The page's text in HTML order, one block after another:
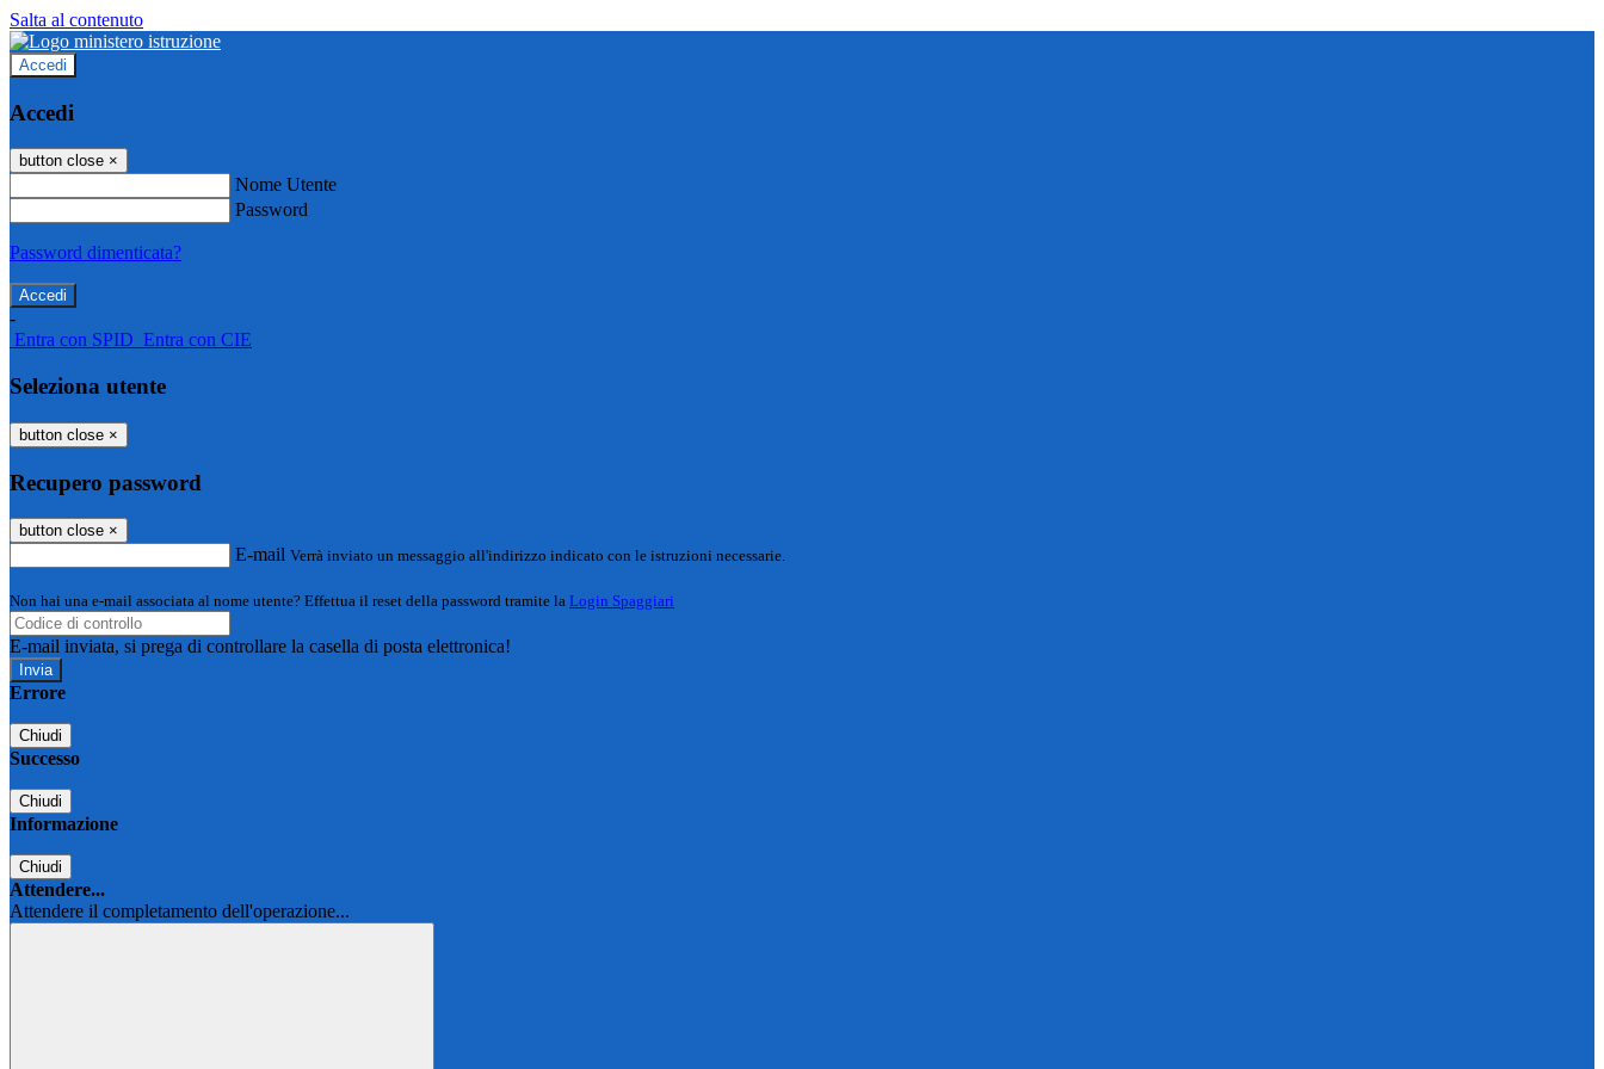
Salta al contenuto
Accedi
Accedi
button close ×
Nome Utente
Password
Password dimenticata?
-
Entra con SPID Entra con CIE
Seleziona utente
button close ×
Recupero password
button close ×
E-mail Verrà inviato un messaggio all'indirizzo indicato con le istruzioni necessarie.
Non hai una e-mail associata al nome utente? Effettua il reset della password tramite la Login Spaggiari
E-mail inviata, si prega di controllare la casella di posta elettronica!
Errore
Chiudi
Successo
Chiudi
Informazione
Chiudi
Attendere...
Attendere il completamento dell'operazione...